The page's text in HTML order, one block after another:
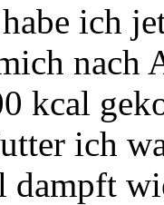
habe ich
nach
kcal
ich